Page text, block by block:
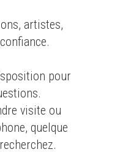
artistes,
pour
visite ou
quelque